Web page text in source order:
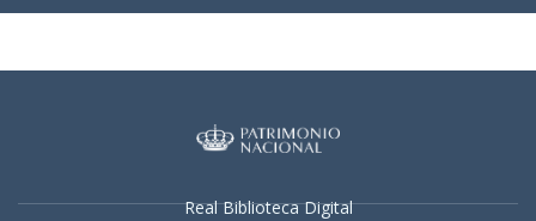
Real Biblioteca Digital